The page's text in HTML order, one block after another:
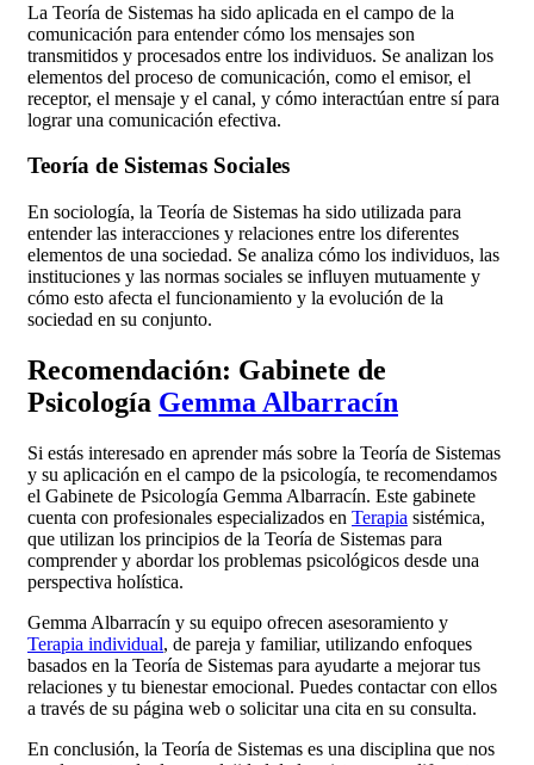
La Teoría de Sistemas ha sido aplicada en el campo de la
comunicación para entender cómo los mensajes son
transmitidos y procesados entre los individuos. Se analizan los
elementos del proceso de comunicación, como el emisor, el
receptor, el mensaje y el canal, y cómo interactúan entre sí para
lograr una comunicación efectiva.
Teoría de Sistemas Sociales
En sociología, la Teoría de Sistemas ha sido utilizada para
entender las interacciones y relaciones entre los diferentes
elementos de una sociedad. Se analiza cómo los individuos, las
instituciones y las normas sociales se influyen mutuamente y
cómo esto afecta el funcionamiento y la evolución de la
sociedad en su conjunto.
Recomendación: Gabinete de
Psicología Gemma Albarracín
Si estás interesado en aprender más sobre la Teoría de Sistemas
y su aplicación en el campo de la psicología, te recomendamos
el Gabinete de Psicología Gemma Albarracín. Este gabinete
cuenta con profesionales especializados en Terapia sistémica,
que utilizan los principios de la Teoría de Sistemas para
comprender y abordar los problemas psicológicos desde una
perspectiva holística.
Gemma Albarracín y su equipo ofrecen asesoramiento y
Terapia individual, de pareja y familiar, utilizando enfoques
basados en la Teoría de Sistemas para ayudarte a mejorar tus
relaciones y tu bienestar emocional. Puedes contactar con ellos
a través de su página web o solicitar una cita en su consulta.
En conclusión, la Teoría de Sistemas es una disciplina que nos